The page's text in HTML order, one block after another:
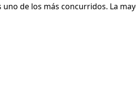
de los más concurridos. La